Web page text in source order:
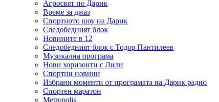
Агросвят по Дарик
Време за джаз
Спортното шоу на Дарик
Следобедният блок
Новините в 12
Следобедният блок с Тодор Пантилеев
Музикална програма
Нови хоризонти с Лили
Спортни новини
Избрани моменти от програмата на Дарик радио
Спортен маратон
Metropolis